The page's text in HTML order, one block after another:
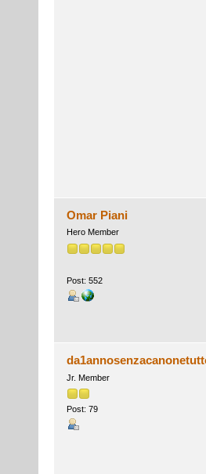
Omar Piani
Hero Member
Post: 552
Jr. Member
Post: 79